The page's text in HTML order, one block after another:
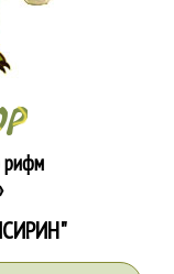
рифм